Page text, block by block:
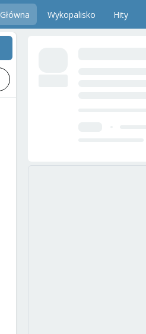
Główna Wykopalisko Hity